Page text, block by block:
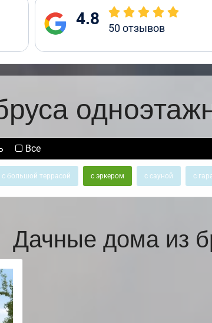
4.8 50отзывов
Все
с большой террасой с эркером с сауной с
Дачные дома из